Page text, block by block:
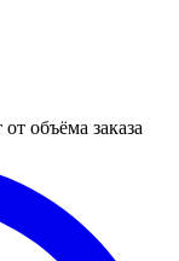
объёма заказа